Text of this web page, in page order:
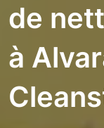
de
à